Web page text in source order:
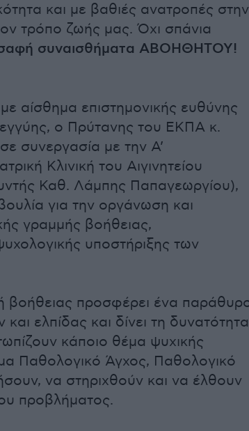
και με βαθιές ανατροπές στην
τρόπο ζωής μας. Όχι σπάνια
συναισθήματα ΑΒΟΗΘΗΤΟΥ!
αίσθημα επιστημονικής ευθύνης
ο Πρύτανης του ΕΚΠΑ κ.
συνεργασία με την Α’
Κλινική του Αιγινητείου
Καθ. Λάμπης Παπαγεωργίου),
για την οργάνωση και
γραμμής βοήθειας,
υποστήριξης των
βοήθειας προσφέρει ένα
ελπίδας και δίνει τη δυνατότητα
κάποιο θέμα ψυχικής
Παθολογικό Άγχος, Παθολογικό
να στηριχθούν και να έλθουν
προβλήματος.